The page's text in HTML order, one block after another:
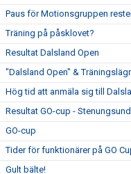
Paus för Motionsgruppen
Träning på påsklovet?
Resultat Dalsland Open
"Dalsland Open" &
Hög tid att anmäla sig till
Resultat GO-cup -
GO-cup
Tider för funktionärer på GO
Gult bälte!